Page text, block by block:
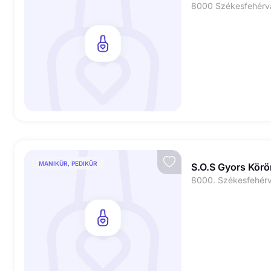
8000
MANIKŰR, PEDIKŰR S.O.S Gyors